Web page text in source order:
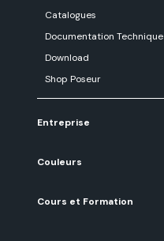
Catalogues
Documentation Technique
Download
Shop Poseur
Entreprise
Couleurs
Cours et Formation